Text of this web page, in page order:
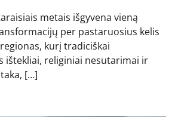
metais išgyvena vieną
per pastaruosius kelis
kurį tradiciškai
ištekliai, religiniai nesutarimai ir
[…]